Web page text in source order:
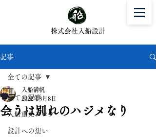
株式会社入船設計
記事
全ての記事
入船重光ブログ
設計への想い
全ての記事
会うは別れのハジメなり
入船満帆
2022年3月8日